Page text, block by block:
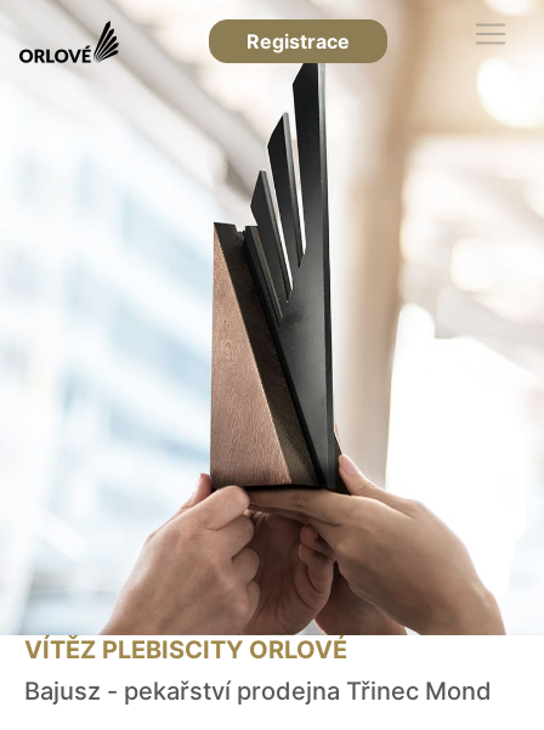
Registrace
VÍTĚZ PLEBISCITY ORLOVÉ
Bajusz - pekařství prodejna Třinec Mond